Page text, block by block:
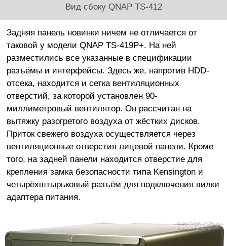
Вид сбоку QNAP TS-412
Задняя панель новинки ничем не отличается от
таковой у модели QNAP TS-419P+. На ней
разместились все указанные в спецификации
разъёмы и интерфейсы. Здесь же, напротив HDD-
отсека, находится и сетка вентиляционных
отверстий, за которой установлен 90-
миллиметровый вентилятор. Он рассчитан на
вытяжку разогретого воздуха от жёстких дисков.
Приток свежего воздуха осуществляется через
вентиляционные отверстия лицевой панели. Кроме
того, на задней панели находится отверстие для
крепления замка безопасности типа Kensington и
четырёхштырьковый разъём для подключения вилки
адаптера питания.